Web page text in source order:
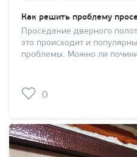
Как решить проблему
Проседание дверного
это происходит и
проблемы. Можно ли
0